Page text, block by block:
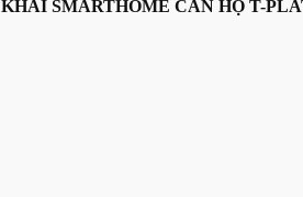
SMARTHOME CĂN HỘ T-